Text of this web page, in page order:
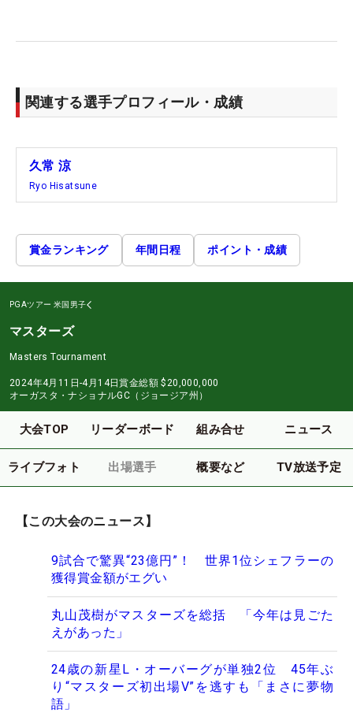
関連する選手プロフィール・成績
久常 涼
Ryo Hisatsune
賞金ランキング 年間日程 ポイント・成績
PGAツアー 米国男子
マスターズ
Masters Tournament
2024年4月11日-4月14日賞金総額 $20,000,000
オーガスタ・ナショナルGC（ジョージア州）
大会TOP リーダーボード 組み合せ ニュース
ライブフォト 出場選手 概要など TV放送予定
【この大会のニュース】
9試合で驚異“23億円”！ 世界1位シェフラーの
獲得賞金額がエグい
丸山茂樹がマスターズを総括 「今年は見ごた
えがあった」
24歳の新星L・オーバーグが単独2位 45年ぶ
り“マスターズ初出場V”を逃すも「まさに夢物
語」